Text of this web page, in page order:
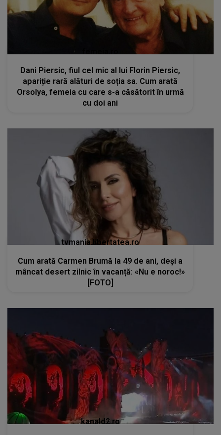
Dani Piersic, fiul cel mic al lui Florin Piersic,
apariție rară alături de soția sa. Cum arată
Orsolya, femeia cu care s-a căsătorit în urmă
cu doi ani
tvmania.libertatea.ro
Cum arată Carmen Brumă la 49 de ani, deși a
mâncat desert zilnic în vacanță: «Nu e noroc!»
[FOTO]
kanald2.ro